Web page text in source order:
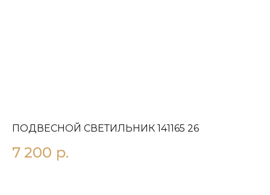
ПОДВЕСНОЙ СВЕТИЛЬНИК 141165 26
7 200 р.